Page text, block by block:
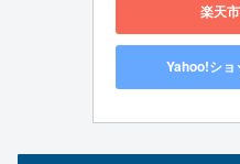
楽天
Yahoo!ショ